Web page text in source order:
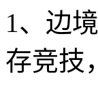
1、边
存竞技